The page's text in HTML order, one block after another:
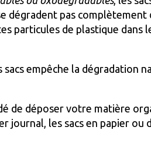
dégradent pas
particules de plastique
sacs empêche la
de déposer votre matière
journal, les sacs en papier ou